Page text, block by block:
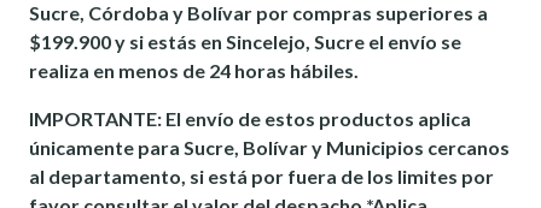
Sucre, Córdoba y Bolívar por compras superiores a
$199.900 y si estás en Sincelejo, Sucre el envío se
realiza en menos de 24 horas hábiles.
IMPORTANTE: El envío de estos productos aplica
únicamente para Sucre, Bolívar y Municipios cercanos
al departamento, si está por fuera de los limites por